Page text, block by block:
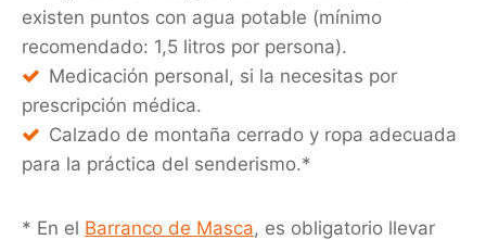
existen puntos con agua potable (mínimo
recomendado: 1,5 litros por persona).
Medicación personal, si la necesitas por
prescripción médica.
Calzado de montaña cerrado y ropa adecuada
para la práctica del senderismo.*
* En el Barranco de Masca, es obligatorio llevar